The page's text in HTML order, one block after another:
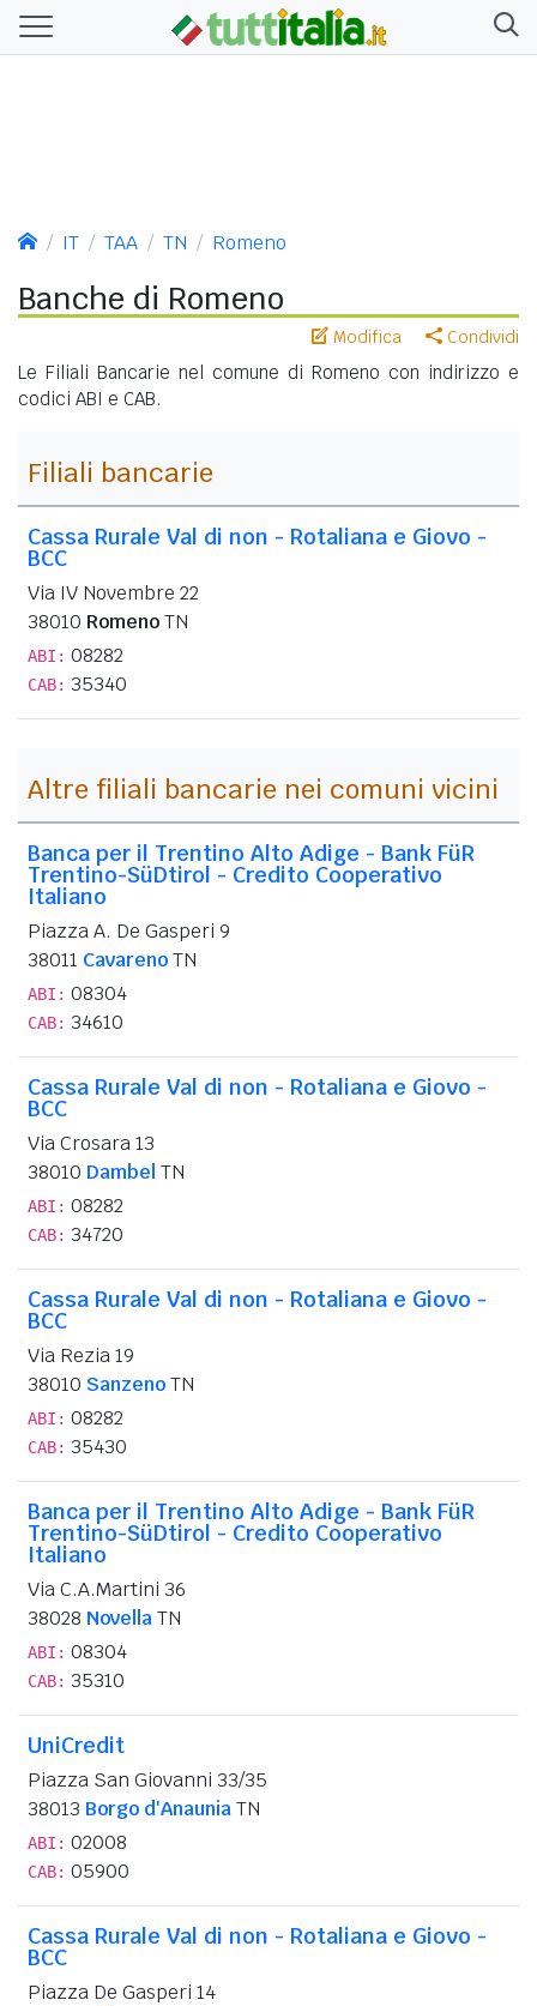
IT TAA TN Romeno
Banche di Romeno
Modifica Condividi
Le Filiali Bancarie nel comune di Romeno con indirizzo e
codici ABI e CAB.
Filiali bancarie
Cassa Rurale Val di non - Rotaliana e Giovo -
BCC
Via IV Novembre 22
38010 RomenoTN
ABI: 08282
CAB: 35340
Altre filiali bancarie nei comuni vicini
Banca per il Trentino Alto Adige - Bank FüR
Trentino-SüDtirol - Credito Cooperativo
Italiano
Piazza A. De Gasperi 9
38011 CavarenoTN
ABI: 08304
CAB: 34610
Cassa Rurale Val di non - Rotaliana e Giovo -
BCC
Via Crosara 13
38010 Dambel TN
ABI: 08282
CAB: 34720
Cassa Rurale Val di non - Rotaliana e Giovo -
BCC
Via Rezia 19
38010 SanzenoTN
ABI: 08282
CAB: 35430
Banca per il Trentino Alto Adige - Bank FüR
Trentino-SüDtirol - Credito Cooperativo
Italiano
Via C.A.Martini 36
38028 NovellaTN
ABI: 08304
CAB: 35310
UniCredit
Piazza San Giovanni 33/35
38013 Borgo d'AnauniaTN
ABI: 02008
CAB: 05900
Cassa Rurale Val di non - Rotaliana e Giovo -
BCC
Piazza De Gasperi 14